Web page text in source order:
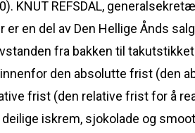
KNUT REFSDAL,
en del av Den Hellige Ånds
fra bakken til
den absolutte frist (den
frist (den relative frist for å
iskrem, sjokolade og